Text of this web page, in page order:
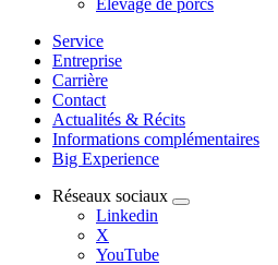
Élevage de porcs
Service
Entreprise
Carrière
Contact
Actualités & Récits
Informations complémentaires
Big Experience
Réseaux sociaux
Linkedin
X
YouTube